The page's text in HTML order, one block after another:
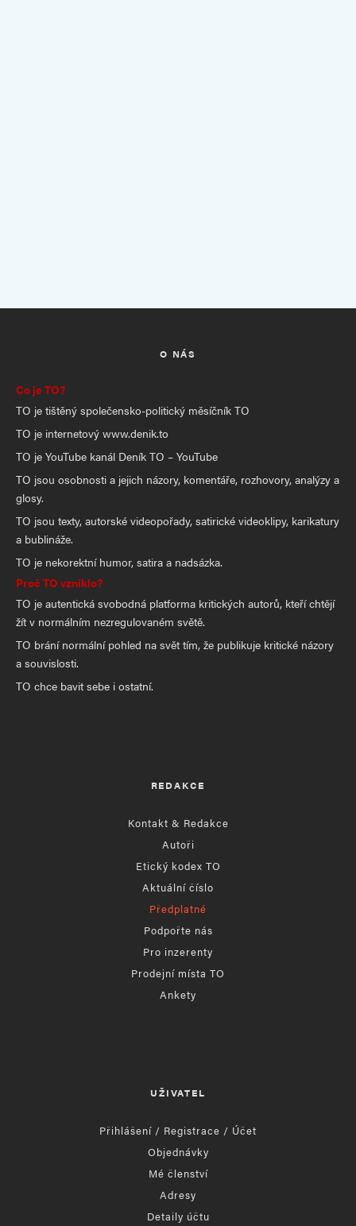
O NÁS
Co je TO?
TO je tištěný společensko-politický měsíčník TO
TO je internetový www.denik.to
TO je YouTube kanál Deník TO – YouTube
TO jsou osobnosti a jejich názory, komentáře, rozhovory, analýzy a
glosy.
TO jsou texty, autorské videopořady, satirické videoklipy, karikatury
a bublináže.
TO je nekorektní humor, satira a nadsázka.
Proč TO vzniklo?
TO je autentická svobodná platforma kritických autorů, kteří chtějí
žít v normálním nezregulovaném světě.
TO brání normální pohled na svět tím, že publikuje kritické názory
a souvislosti.
TO chce bavit sebe i ostatní.
REDAKCE
Kontakt & Redakce
Autoři
Etický kodex TO
Aktuální číslo
Předplatné
Podpořte nás
Pro inzerenty
Prodejní místa TO
Ankety
UŽIVATEL
Přihlášení / Registrace / Účet
Objednávky
Mé členství
Adresy
Detaily účtu